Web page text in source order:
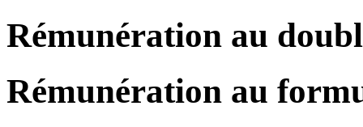
Rémunération au
Rémunération au